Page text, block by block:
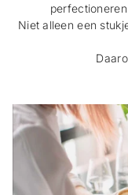
Niet alleen een